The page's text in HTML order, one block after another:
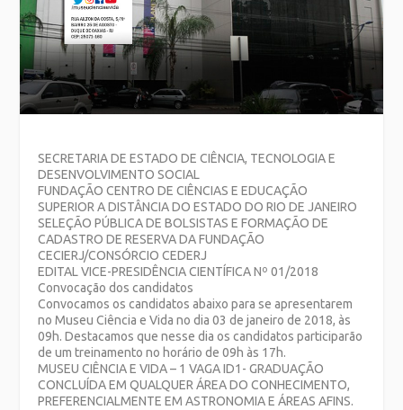
SECRETARIA DE ESTADO DE CIÊNCIA, TECNOLOGIA E
DESENVOLVIMENTO SOCIAL
FUNDAÇÃO CENTRO DE CIÊNCIAS E EDUCAÇÃO
SUPERIOR A DISTÂNCIA DO ESTADO DO RIO DE JANEIRO
SELEÇÃO PÚBLICA DE BOLSISTAS E FORMAÇÃO DE
CADASTRO DE RESERVA DA FUNDAÇÃO
CECIERJ/CONSÓRCIO CEDERJ
EDITAL VICE-PRESIDÊNCIA CIENTÍFICA Nº 01/2018
Convocação dos candidatos
Convocamos os candidatos abaixo para se apresentarem
no Museu Ciência e Vida no dia 03 de janeiro de 2018, às
09h. Destacamos que nesse dia os candidatos participarão
de um treinamento no horário de 09h às 17h.
MUSEU CIÊNCIA E VIDA – 1 VAGA ID1- GRADUAÇÃO
CONCLUÍDA EM QUALQUER ÁREA DO CONHECIMENTO,
PREFERENCIALMENTE EM ASTRONOMIA E ÁREAS AFINS.